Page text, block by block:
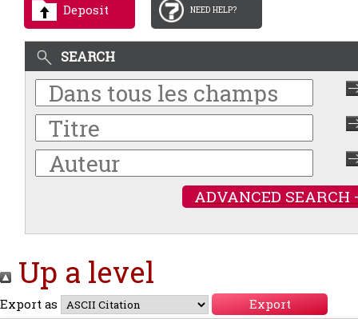
Deposit NEED HELP?
SEARCH
ADVANCED SEARCH
Up a level
Export as